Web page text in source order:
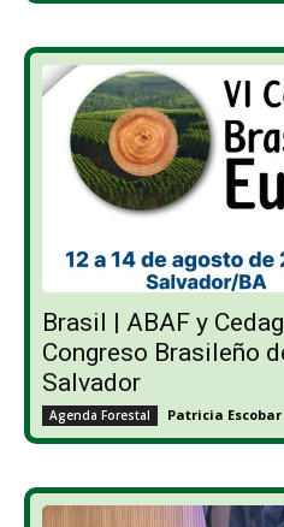
Brasil | ABAF y
Congreso Brasileño
Salvador
Agenda Forestal Patricia Escobar